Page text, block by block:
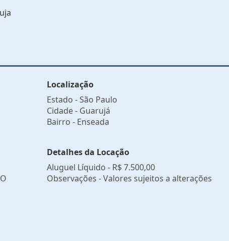
Localização
Estado -São Paulo
Cidade - Guarujá
Bairro - Enseada
Detalhes da Locação
Aluguel Líquido - R$ 7.500,00
Observações - Valores sujeitos a alterações